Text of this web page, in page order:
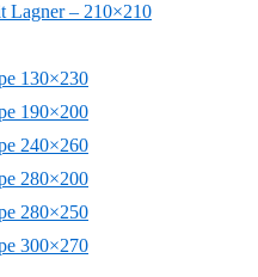
Lagner – 210×210
130×230
190×200
240×260
280×200
280×250
300×270